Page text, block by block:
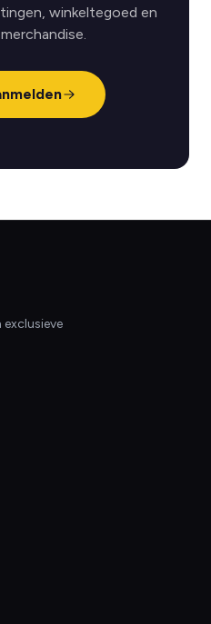
winkeltegoed en